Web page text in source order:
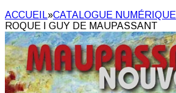
ACCUEIL»CATALOGUE NUMÉRIQUE
ROQUE I GUY DE MAUPASSANT